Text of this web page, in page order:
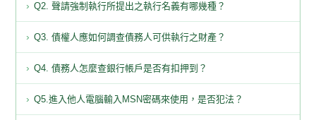
Q2. 聲請強制執行所提出之執行名義有哪幾種？
Q3. 債權人應如何調查債務人可供執行之財產？
Q4. 債務人怎麼查銀行帳戶是否有扣押到？
Q5.進入他人電腦輸入MSN密碼來使用，是否犯法？